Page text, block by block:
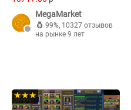
MegaMarket
99%, 10327 отзывов
на рынке 9 лет
★★★